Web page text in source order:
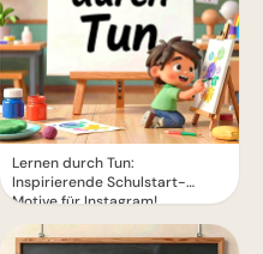
Lernen durch Tun:
Inspirierende Schulstart-
Motive für Instagram!